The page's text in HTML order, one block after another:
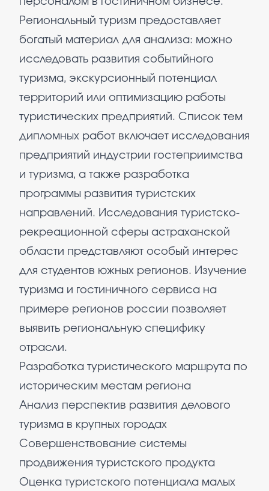
Региональный туризм предоставляет
богатый материал для анализа: можно
исследовать развития событийного
туризма, экскурсионный потенциал
территорий или оптимизацию работы
туристических предприятий. Список тем
дипломных работ включает исследования
предприятий индустрии гостеприимства
и туризма, а также разработка
программы развития туристских
направлений. Исследования туристско-
рекреационной сферы астраханской
области представляют особый интерес
для студентов южных регионов. Изучение
туризма и гостиничного сервиса на
примере регионов россии позволяет
выявить региональную специфику
отрасли.
Разработка туристического маршрута по
историческим местам региона
Анализ перспектив развития делового
туризма в крупных городах
Совершенствование системы
продвижения туристского продукта
Оценка туристского потенциала малых